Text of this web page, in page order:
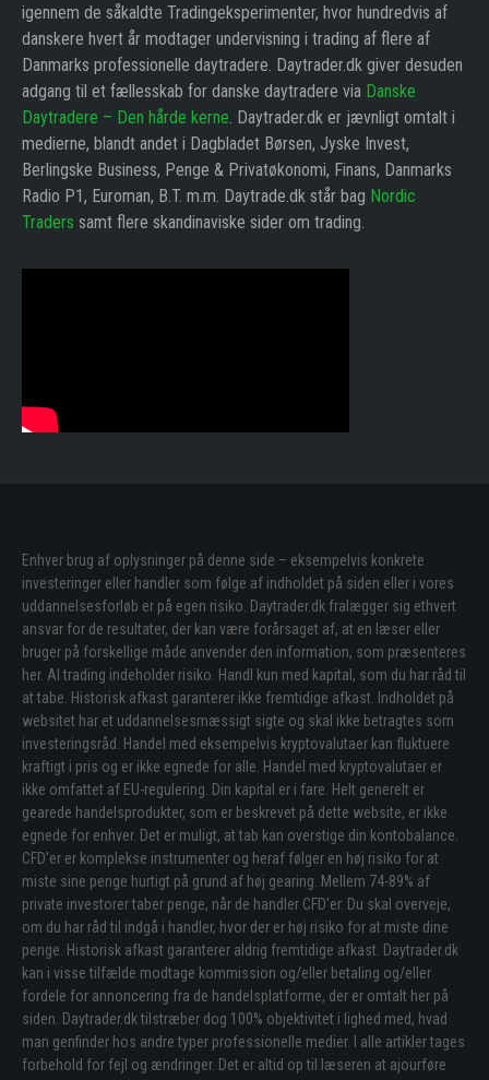
igennem de såkaldte Tradingeksperimenter, hvor hundredvis af
danskere hvert år modtager undervisning i trading af flere af
Danmarks professionelle daytradere. Daytrader.dk giver desuden
adgang til et fællesskab for danske daytradere via Danske
Daytradere – Den hårde kerne. Daytrader.dk er jævnligt omtalt i
medierne, blandt andet i Dagbladet Børsen, Jyske Invest,
Berlingske Business, Penge & Privatøkonomi, Finans, Danmarks
Radio P1, Euroman, B.T. m.m. Daytrade.dk står bag Nordic
Traders samt flere skandinaviske sider om trading.
Enhver brug af oplysninger på denne side – eksempelvis konkrete
investeringer eller handler som følge af indholdet på siden eller i vores
uddannelsesforløb er på egen risiko. Daytrader.dk fralægger sig ethvert
ansvar for de resultater, der kan være forårsaget af, at en læser eller
bruger på forskellige måde anvender den information, som præsenteres
her. Al trading indeholder risiko. Handl kun med kapital, som du har råd til
at tabe. Historisk afkast garanterer ikke fremtidige afkast. Indholdet på
websitet har et uddannelsesmæssigt sigte og skal ikke betragtes som
investeringsråd. Handel med eksempelvis kryptovalutaer kan fluktuere
kraftigt i pris og er ikke egnede for alle. Handel med kryptovalutaer er
ikke omfattet af EU-regulering. Din kapital er i fare. Helt generelt er
gearede handelsprodukter, som er beskrevet på dette website, er ikke
egnede for enhver. Det er muligt, at tab kan overstige din kontobalance.
CFD’er er komplekse instrumenter og heraf følger en høj risiko for at
miste sine penge hurtigt på grund af høj gearing. Mellem 74-89% af
private investorer taber penge, når de handler CFD’er. Du skal overveje,
om du har råd til indgå i handler, hvor der er høj risiko for at miste dine
penge. Historisk afkast garanterer aldrig fremtidige afkast. Daytrader.dk
kan i visse tilfælde modtage kommission og/eller betaling og/eller
fordele for annoncering fra de handelsplatforme, der er omtalt her på
siden. Daytrader.dk tilstræber dog 100% objektivitet i lighed med, hvad
man genfinder hos andre typer professionelle medier. I alle artikler tages
forbehold for fejl og ændringer. Det er altid op til læseren at ajourføre